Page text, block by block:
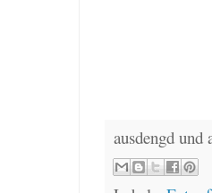
ausdengd